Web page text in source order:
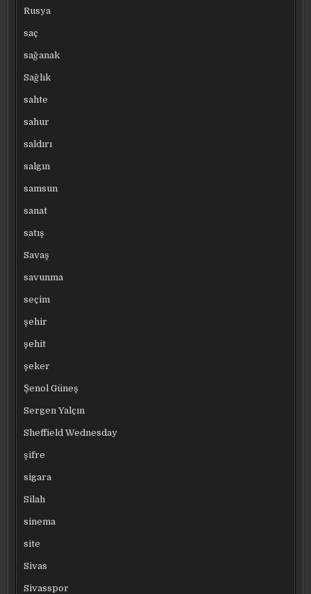
Rusya
saç
sağanak
Sağlık
sahte
sahur
saldırı
salgın
samsun
sanat
satış
Savaş
savunma
seçim
şehir
şehit
şeker
Şenol Güneş
Sergen Yalçın
Sheffield Wednesday
şifre
sigara
Silah
sinema
site
Sivas
Sivasspor